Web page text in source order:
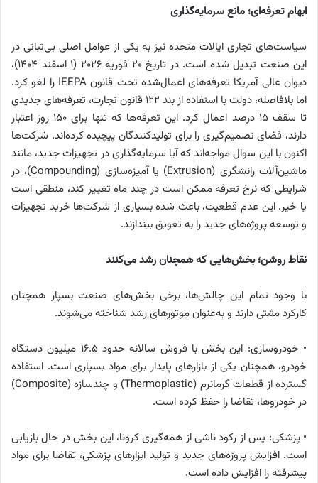
ابهام تعرفه‌ای؛ مانع سرمایه‌گذاری
سیاست‌های تجاری ایالات متحده نیز به یکی از عوامل اصلی بی‌ثباتی در
این صنعت تبدیل شده است. در تاریخ 20 فوریه 2026 (1 اسفند 1404)،
دیوان عالی آمریکا تعرفه‌های اعمال‌شده تحت قانون IEEPA را لغو کرد.
اما بلافاصله، دولت با استفاده از بند 122 قانون تجارت، تعرفه‌های جدیدی
تا سقف 15 درصد اعمال کرد. این تعرفه‌ها که تنها برای 150 روز اعتبار
دارند، فضای تصمیم‌گیری را برای تولیدکنندگان پیچیده کرده‌اند. شرکت‌ها
اکنون با این سوال مواجه‌اند که آیا سرمایه‌گذاری در تجهیزات جدید، مانند
ماشین‌آلات رانشگری (Extrusion) یا آمیزه‌سازی (Compounding)، در
شرایطی که نرخ تعرفه ممکن است در چند ماه تغییر کند، منطقی است
یا خیر. این عدم قطعیت، باعث شده بسیاری از شرکت‌ها خرید تجهیزات
و توسعه پروژه‌های جدید را به تعویق بیندازند.
نقاط روشن؛ بخش‌هایی که همچنان رشد می‌کنند
با وجود تمام این چالش‌ها، برخی بخش‌های صنعت بسپار همچنان
کارکرد مثبتی دارند و به‌عنوان موتورهای رشد شناخته می‌شوند.
• خودروسازی: این بخش با فروش سالانه حدود 16.5 میلیون دستگاه
خودرو، همچنان یکی از بازارهای پایدار برای مواد بسپاری است. استفاده
گسترده از قطعات گرمانرم (Thermoplastic) و چندسازه (Composite)
در خودروها، تقاضا را حفظ کرده است.
• پزشکی: پس از رکود ناشی از همه‌گیری کرونا، این بخش در حال بازیابی
است. افزایش پروژه‌های جدید و تولید ابزارهای پزشکی، تقاضا برای مواد
پیشرفته را افزایش داده است.